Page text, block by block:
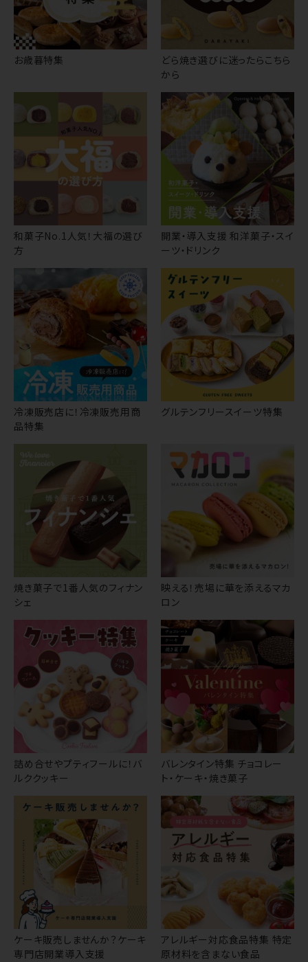
お歳暮特集
どら焼き選びに迷ったらこちら
から
和菓子No.1人気！大福の選び
方
開業・導入支援 和洋菓子・スイ
ーツ・ドリンク
冷凍販売店に！冷凍販売用商
品特集
グルテンフリースイーツ特集
焼き菓子で1番人気のフィナン
シェ
映える！売場に華を添えるマカ
ロン
詰め合せやプティフールに！バ
ルククッキー
バレンタイン特集 チョコレー
ト・ケーキ・焼き菓子
ケーキ販売しませんか？ケーキ
専門店開業導入支援
アレルギー対応食品特集 特定
原材料を含まない食品